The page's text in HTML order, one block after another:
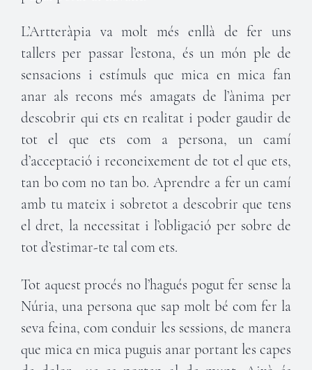
L’Artteràpia va molt més enllà de fer uns
tallers per passar l’estona, és un món ple de
sensacions i estímuls que mica en mica fan
anar als recons més amagats de l’ànima per
descobrir qui ets en realitat i poder gaudir de
tot el que ets com a persona, un camí
d’acceptació i reconeixement de tot el que ets,
tan bo com no tan bo. Aprendre a fer un camí
amb tu mateix i sobretot a descobrir que tens
el dret, la necessitat i l’obligació per sobre de
tot d’estimar-te tal com ets.
Tot aquest procés no l’hagués pogut fer sense la
Núria, una persona que sap molt bé com fer la
seva feina, com conduir les sessions, de manera
que mica en mica puguis anar portant les capes